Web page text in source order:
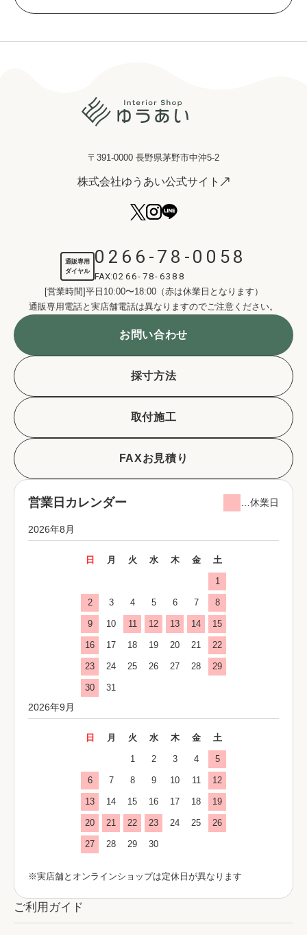
〒391-0000 長野県茅野市中沖5-2
株式会社ゆうあい公式サイト
通販専用
ダイヤル
0266-78-0058
FAX:0266-78-6388
[営業時間]平日10:00〜18:00（赤は休業日となります）
通販専用電話と実店舗電話は異なりますのでご注意ください。
お問い合わせ
採寸方法
取付施工
FAXお見積り
営業日カレンダー …休業日
2026年8月
日 月 火 水 木 金 土
1
2 3 4 5 6 7 8
9 10 11 12 13 14 15
16 17 18 19 20 21 22
23 24 25 26 27 28 29
30 31
2026年9月
日 月 火 水 木 金 土
1 2 3 4 5
6 7 8 9 10 11 12
13 14 15 16 17 18 19
20 21 22 23 24 25 26
27 28 29 30
※実店舗とオンラインショップは定休日が異なります
ご利用ガイド